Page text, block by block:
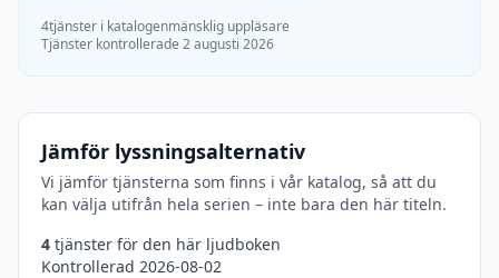
4tjänster i katalogenmänsklig uppläsare
Tjänster kontrollerade 2 augusti 2026
Jämför lyssningsalternativ
Vi jämför tjänsterna som finns i vår katalog, så att du
kan välja utifrån hela serien – inte bara den här titeln.
4 tjänster för den här ljudboken
Kontrollerad 2026-08-02